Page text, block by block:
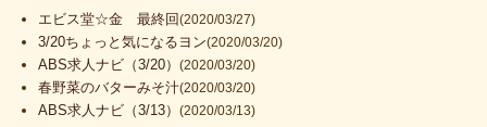
エビス堂☆金 最終回(2020/03/27)
3/20ちょっと気になるヨン(2020/03/20)
ABS求人ナビ（3/20）(2020/03/20)
春野菜のバターみそ汁(2020/03/20)
ABS求人ナビ（3/13）(2020/03/13)